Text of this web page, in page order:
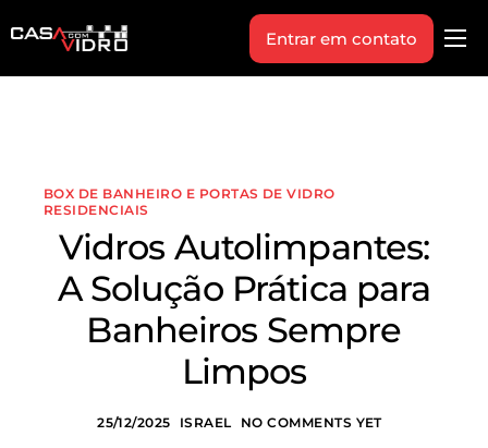
Produtos
Blog
Workshop
Vagas
Sobre Nós
Entrar em contato
BOX DE BANHEIRO E PORTAS DE VIDRO
RESIDENCIAIS
Vidros Autolimpantes:
A Solução Prática para
Banheiros Sempre
Limpos
25/12/2025 ISRAEL NO COMMENTS YET